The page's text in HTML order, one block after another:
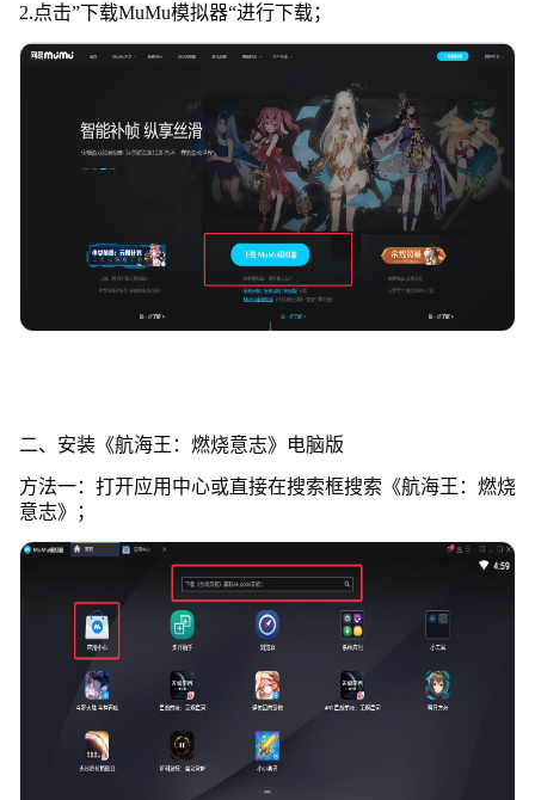
2.点击”下载MuMu模拟器“进行下载；
二、安装《航海王：燃烧意志》电脑版
方法一：打开应用中心或直接在搜索框搜索《航海王：燃烧
意志》；